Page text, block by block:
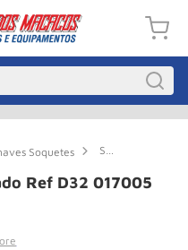
Soquetes
Soquete
Estriado
Ref
Ref D32 017005